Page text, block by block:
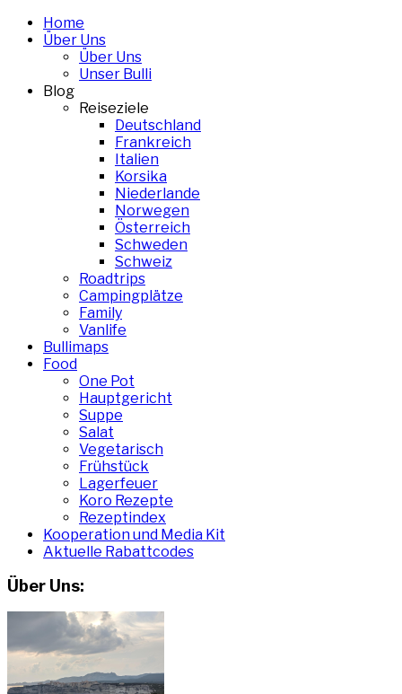
Skip
Home
Über Uns
Über Uns
Unser Bulli
Blog
Reiseziele
Deutschland
Frankreich
Italien
Korsika
Niederlande
Norwegen
Österreich
Schweden
Schweiz
Roadtrips
Campingplätze
Family
Vanlife
Bullimaps
Food
One Pot
Hauptgericht
Suppe
Salat
Vegetarisch
Frühstück
Lagerfeuer
Koro Rezepte
Rezeptindex
Kooperation und Media Kit
Aktuelle Rabattcodes
Über Uns: